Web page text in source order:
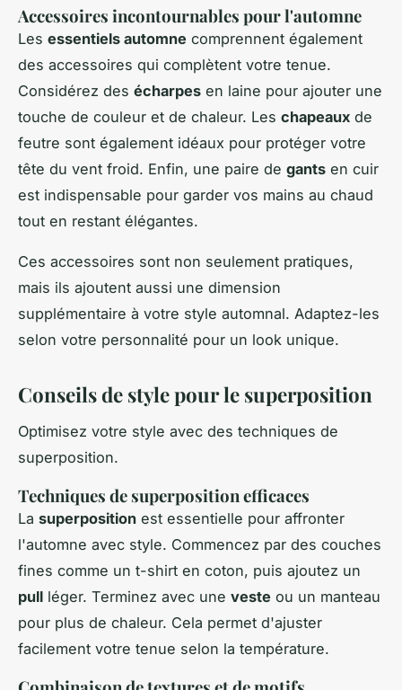
Accessoires incontournables pour l'automne
Les essentiels automne comprennent également
des accessoires qui complètent votre tenue.
Considérez des écharpes en laine pour ajouter une
touche de couleur et de chaleur. Les chapeaux de
feutre sont également idéaux pour protéger votre
tête du vent froid. Enfin, une paire de gants en cuir
est indispensable pour garder vos mains au chaud
tout en restant élégantes.
Ces accessoires sont non seulement pratiques,
mais ils ajoutent aussi une dimension
supplémentaire à votre style automnal. Adaptez-les
selon votre personnalité pour un look unique.
Conseils de style pour le superposition
Optimisez votre style avec des techniques de
superposition.
Techniques de superposition efficaces
La superposition est essentielle pour affronter
l'automne avec style. Commencez par des couches
fines comme un t-shirt en coton, puis ajoutez un
pull léger. Terminez avec une veste ou un manteau
pour plus de chaleur. Cela permet d'ajuster
facilement votre tenue selon la température.